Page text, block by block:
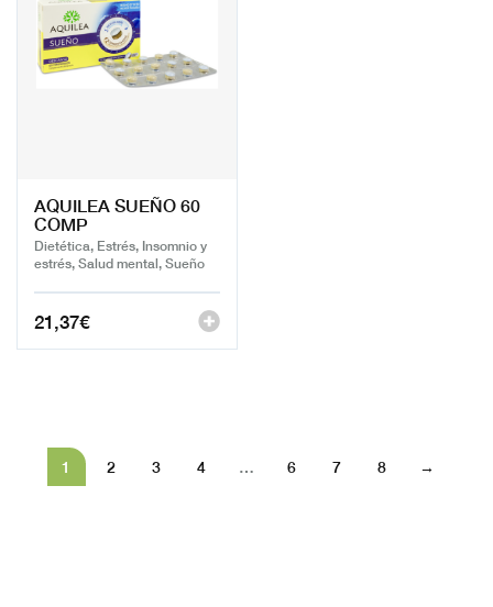
AQUILEA SUEÑO 60
COMP
Dietética, Estrés, Insomnio y
estrés, Salud mental, Sueño
21,37€
1 2 3 4 … 6 7 8 →